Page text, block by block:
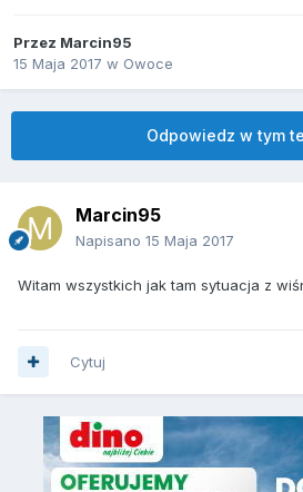
Przez Marcin95
15 Maja 2017 w Owoce
Odpowiedz w tym
Marcin95
Napisano 15 Maja 2017
Witam wszystkich jak tam sytuacja z
Cytuj